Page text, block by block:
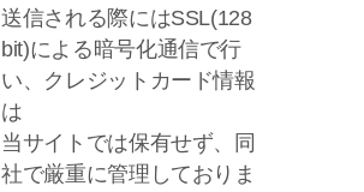
送信される際にはSSL(128
bit)による暗号化通信で行
い、クレジットカード情報
は
当サイトでは保有せず、同
社で厳重に管理しておりま